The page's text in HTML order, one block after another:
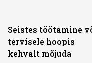
Seistes töötamine
tervisele hoopis
kehvalt mõjuda